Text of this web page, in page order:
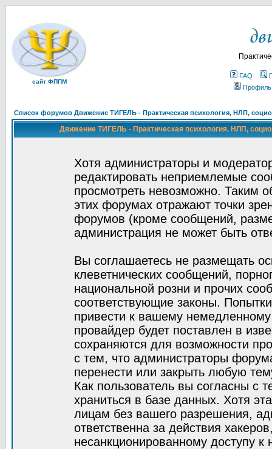
сайт ФППМ
FAQ
Профиль
Список форумов Движение ТИГЕЛЬ - Практическая психология, НЛП,
Движение ТИГЕЛЬ - Практическая психология, НЛП,
Хотя администраторы и
редактировать неприемлемые
просмотреть невозможно. Таким
этих форумах отражают точки
форумов (кроме сообщений,
администрация не может быть
Вы соглашаетесь не размещать
клеветнических сообщений,
национальной розни и прочих
соответствующие законы.
привести к вашему
провайдер будет поставлен в
сохраняются для возможности
с тем, что администраторы
перенести или закрыть любую
Как пользователь вы согласны с
храниться в базе данных. Хотя
лицам без вашего разрешения,
ответственна за действия
несанкционированному доступу к